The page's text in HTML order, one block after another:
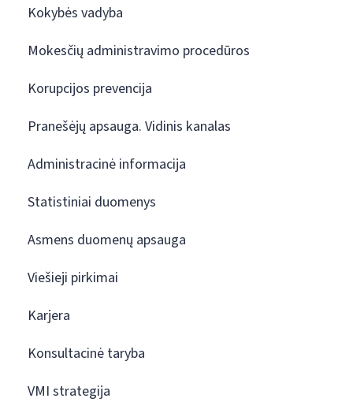
Kokybės vadyba
Mokesčių administravimo procedūros
Korupcijos prevencija
Pranešėjų apsauga. Vidinis kanalas
Administracinė informacija
Statistiniai duomenys
Asmens duomenų apsauga
Viešieji pirkimai
Karjera
Konsultacinė taryba
VMI strategija